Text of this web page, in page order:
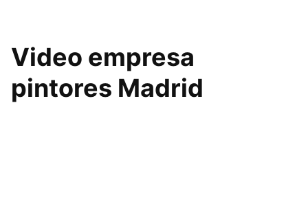
Video empresa
pintores Madrid